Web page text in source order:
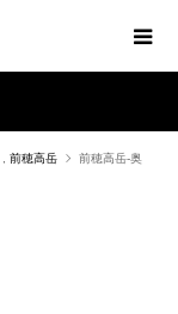
前穂高岳
前穂高岳‐奥